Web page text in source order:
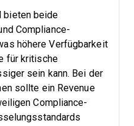
bieten beide
Compliance-
höhere Verfügbarkeit
für kritische
sein kann. Bei der
sollte ein Revenue
Compliance-